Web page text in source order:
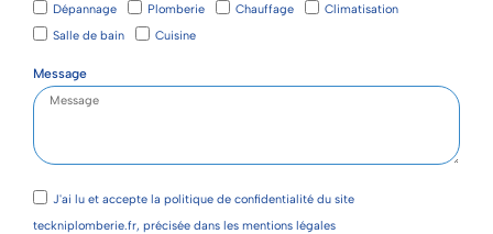
Dépannage Plomberie Chauffage
Climatisation
Salle de bain
Cuisine
Message
J'ai lu et accepte la politique de confidentialité du site
teckniplomberie.fr, précisée dans les mentions légales